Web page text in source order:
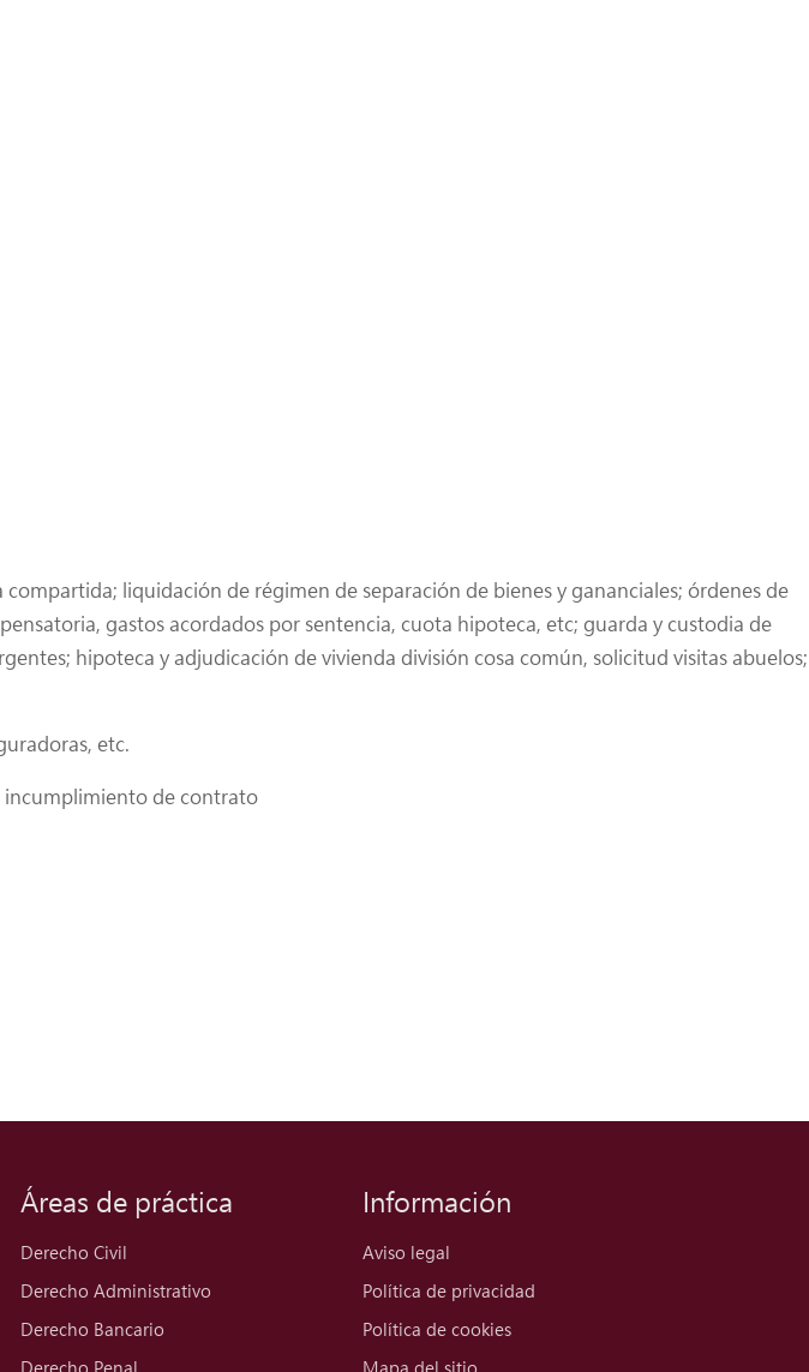
liquidación de régimen de separación de bienes y gananciales; órdenes de
gastos acordados por sentencia, cuota hipoteca, etc; guarda y custodia de
hipoteca y adjudicación de vivienda división cosa común, solicitud visitas abuelos;
etc.
incumplimiento de contrato
Áreas de práctica
Derecho Civil
Derecho Administrativo
Derecho Bancario
Información
Aviso legal
Política de privacidad
Política de cookies